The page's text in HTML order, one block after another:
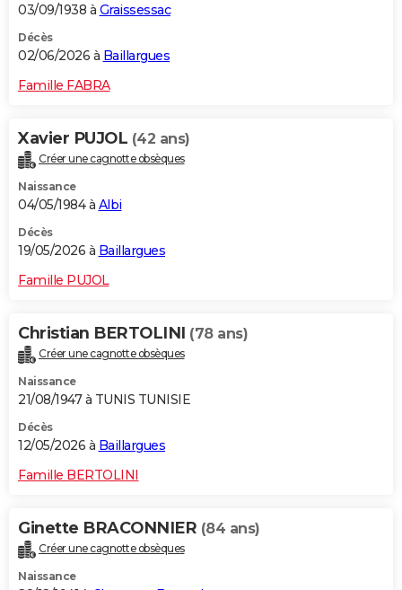
03/09/1938 à Graissessac
Décès
02/06/2026 à Baillargues
Famille FABRA
Xavier PUJOL (42 ans)
Créer une cagnotte obsèques
Naissance
04/05/1984 à Albi
Décès
19/05/2026 à Baillargues
Famille PUJOL
Christian BERTOLINI (78 ans)
Créer une cagnotte obsèques
Naissance
21/08/1947 à TUNIS TUNISIE
Décès
12/05/2026 à Baillargues
Famille BERTOLINI
Ginette BRACONNIER (84 ans)
Créer une cagnotte obsèques
Naissance